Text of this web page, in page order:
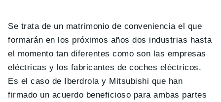
Se trata de un matrimonio de conveniencia el que
formarán en los próximos años dos industrias hasta
el momento tan diferentes como son las empresas
eléctricas y los fabricantes de coches eléctricos.
Es el caso de Iberdrola y Mitsubishi que han
firmado un acuerdo beneficioso para ambas partes